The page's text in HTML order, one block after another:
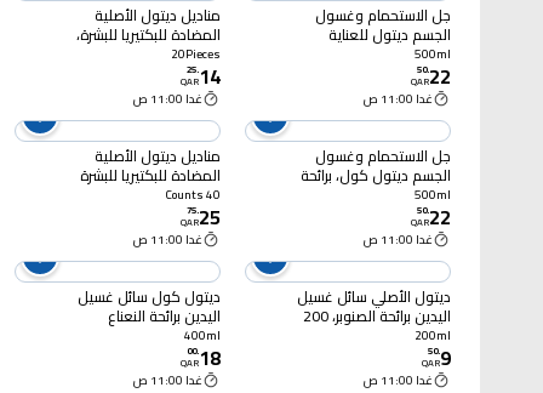
جل الاستحمام وغسول
الجسم ديتول للعناية
بالبشرة، برائحة الورد وزهرة
الساكورا، 500 مل
500ml
22
.
50
QAR
غدا 11:00 ص
مناديل ديتول الأصلية
المضادة للبكتيريا للبشرة،
20 منديلًا
20Pieces
14
.
25
QAR
غدا 11:00 ص
جل الاستحمام وغسول
الجسم ديتول كول، برائحة
المنثول والأوكالبتوس،
500 مل
500ml
22
.
50
QAR
غدا 11:00 ص
مناديل ديتول الأصلية
المضادة للبكتيريا للبشرة
والأسطح، 40 منديلًا
40 Counts
25
.
75
QAR
غدا 11:00 ص
ديتول الأصلي سائل غسيل
اليدين برائحة الصنوبر، 200
مل
200ml
9
.
50
QAR
غدا 11:00 ص
ديتول كول سائل غسيل
اليدين برائحة النعناع
والبرغموت، 400 مل
400ml
18
.
00
QAR
غدا 11:00 ص